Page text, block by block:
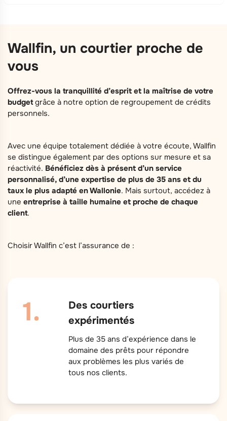
Wallfin, un courtier proche de
vous
Offrez-vous la tranquillité d’esprit et la maîtrise de votre
budgetgrâce à notre option de regroupement de crédits
personnels.
Avec une équipe totalement dédiée à votre écoute, Wallfin
se distingue également par des options sur mesure et sa
réactivité. Bénéficiez dès à présent d’un service
personnalisé, d’une expertise de plus de 35 ans et du
taux le plus adapté en Wallonie. Mais surtout, accédez à
une entreprise à taille humaine et proche de chaque
client.
Choisir Wallfin c’est l’assurance de :
Des courtiers
expérimentés
Plus de 35 ans d’expérience dans le
domaine des prêts pour répondre
aux problèmes les plus variés de
tous nos clients.